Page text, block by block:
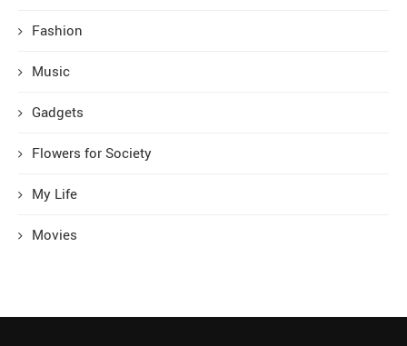
Fashion
Music
Gadgets
Flowers for Society
My Life
Movies